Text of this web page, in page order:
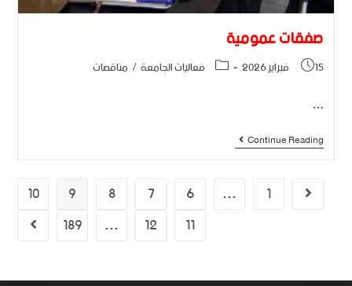
صفقات عمومية
15 فبراير 2026 فعاليات الجامعة/ مناقصات
…
Continue Reading
1
…
6
7
8
9
10
11
12
…
189